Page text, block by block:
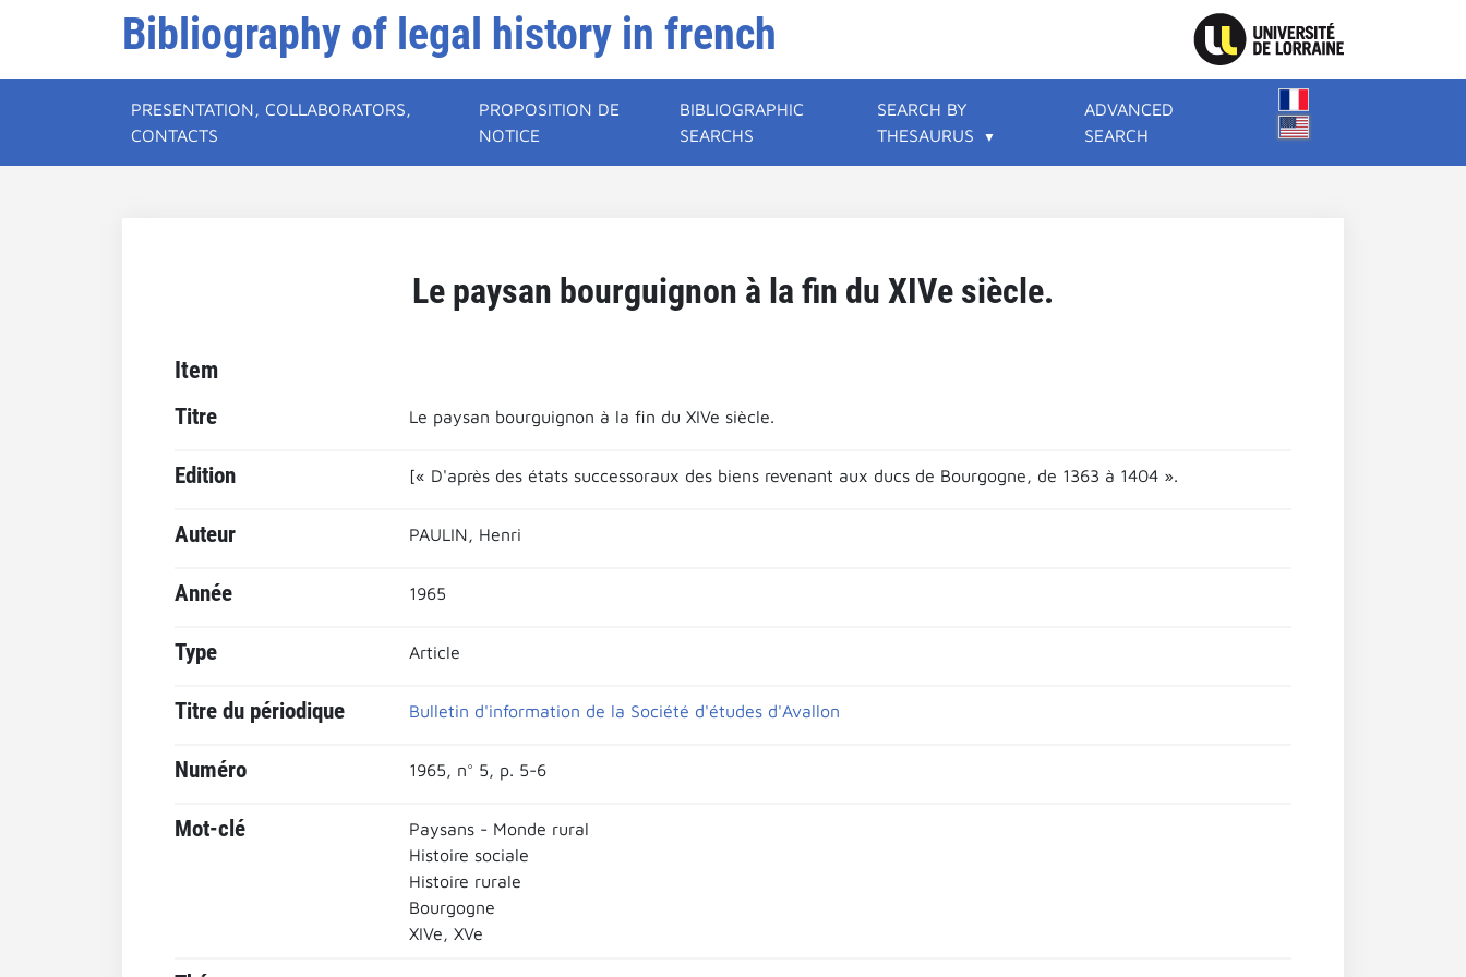
Bibliography of legal history in french
PRESENTATION, COLLABORATORS,
CONTACTS
PROPOSITION DE
NOTICE
BIBLIOGRAPHIC
SEARCHS
SEARCH BY
THESAURUS
ADVANCED
SEARCH
Le paysan bourguignon à la fin du XIVe siècle.
Item
Titre Le paysan bourguignon à la fin du XIVe siècle.
Edition [« D'après des états successoraux des biens revenant aux ducs de Bourgogne, de 1363 à 1404 ».
Auteur PAULIN, Henri
Année 1965
Type Article
Titre du périodique Bulletin d'information de la Société d'études d'Avallon
Numéro 1965, n° 5, p. 5-6
Mot-clé
Paysans - Monde rural
Histoire sociale
Histoire rurale
Bourgogne
XIVe, XVe